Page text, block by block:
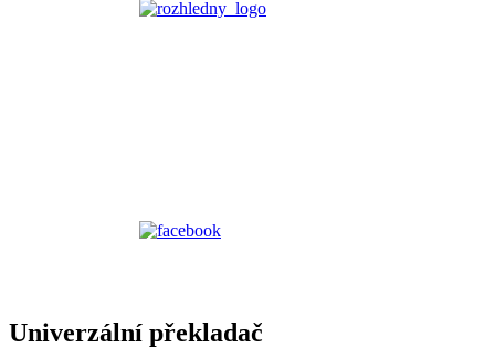
Univerzální překladač